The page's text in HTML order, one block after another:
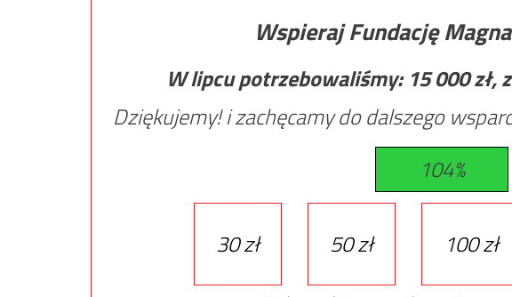
Wspieraj Fundację
W lipcu potrzebowaliśmy: 15 000zł,
Dziękujemy! i zachęcamy do dalszego
104%
30 zł 50 zł 100 zł